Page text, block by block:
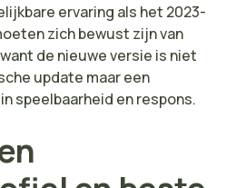
ervaring als het 2023-
zich bewust zijn van
de nieuwe versie is niet
update maar een
speelbaarheid en respons.